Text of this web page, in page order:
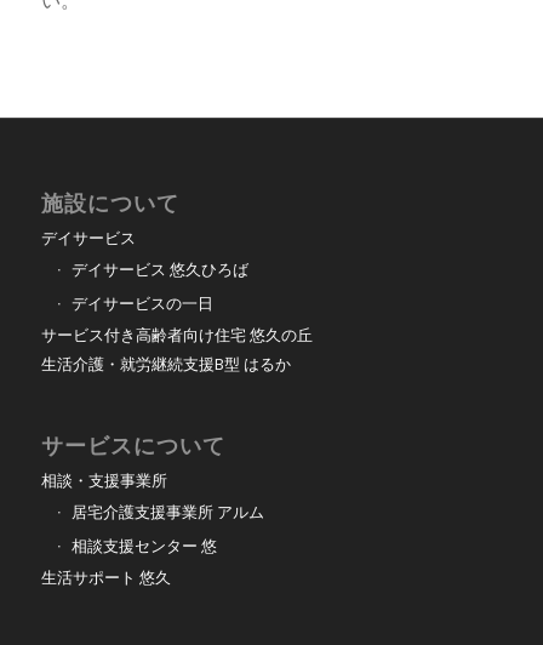
施設について
デイサービス
デイサービス 悠久ひろば
デイサービスの一日
サービス付き高齢者向け住宅 悠久の丘
生活介護・就労継続支援B型 はるか
サービスについて
相談・支援事業所
居宅介護支援事業所 アルム
相談支援センター 悠
生活サポート 悠久